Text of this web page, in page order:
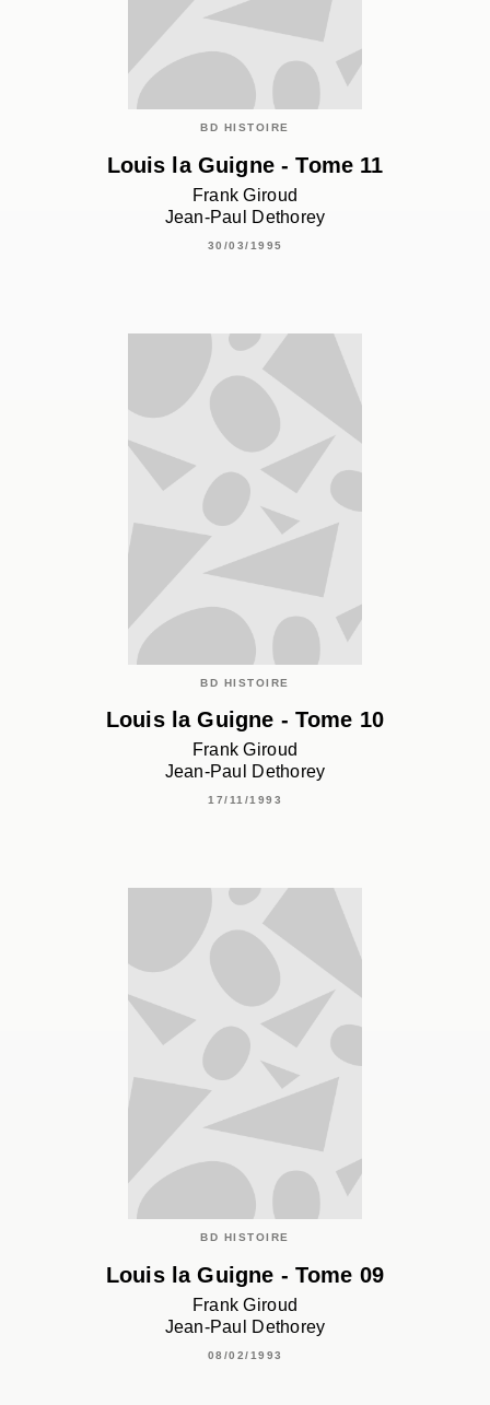
BD HISTOIRE
Louis la Guigne - Tome 11
Frank Giroud
Jean-Paul Dethorey
30/03/1995
BD HISTOIRE
Louis la Guigne - Tome 10
Frank Giroud
Jean-Paul Dethorey
17/11/1993
BD HISTOIRE
Louis la Guigne - Tome 09
Frank Giroud
Jean-Paul Dethorey
08/02/1993